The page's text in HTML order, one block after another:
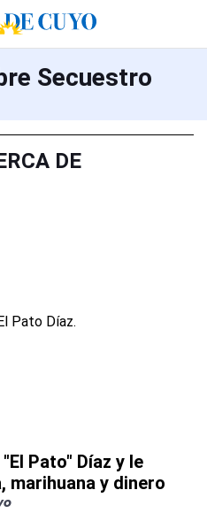
Secuestro
DE
Pato" Díaz y le
marihuana y dinero